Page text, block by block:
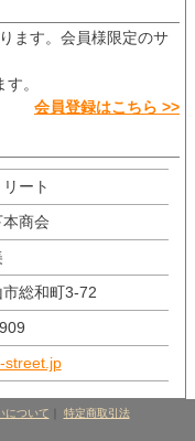
ます。会員様限定のサ
。
会員登録はこちら >>
ート
商会
総和町3-72
street.jp
について 特定商取引法